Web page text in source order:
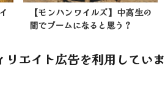
【モンハンワイルズ】中高生の
間でブームになると思う？
エイト広告を利用していま